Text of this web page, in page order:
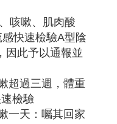
咳嗽、肌肉酸
快速檢驗A型陰
因此予以通報並
超過三週，體重
檢驗
一天：囑其回家